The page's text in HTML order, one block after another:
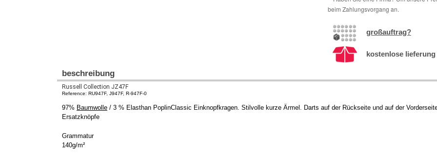
beim Zahlungsvorgang an.
großauftrag?
kostenlose lieferung
beschreibung
Russell Collection JZ47F
Reference: RU947F, J947F, R-947F-0
97% Baumwolle / 3 % Elasthan PoplinClassic Einknopfkragen. Stilvolle kurze Ärmel. Darts auf der Rückseite und auf der
Ersatzknöpfe
Grammatur
140g/m²